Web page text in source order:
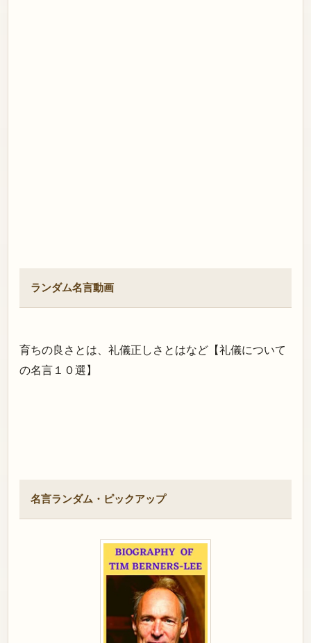
ランダム名言動画
育ちの良さとは、礼儀正しさとはなど【礼儀について
の名言１０選】
名言ランダム・ピックアップ